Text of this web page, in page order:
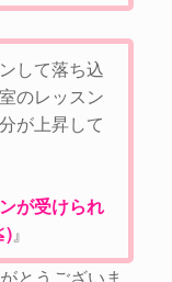
して落ち込
のレッスン
が上昇して
が受けられ
』
とうございま